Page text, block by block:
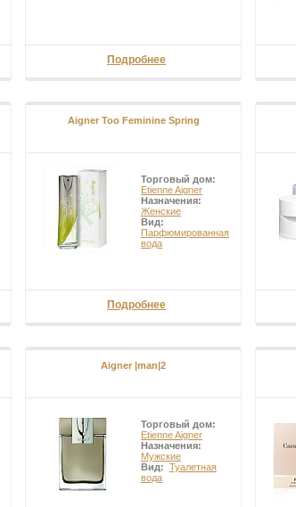
Подробнее
Aigner Too Feminine Spring
Торговый дом:
Etienne Aigner
Назначения:
Женские
Вид:
Парфюмированная
вода
Подробнее
Aigner |man|2
Торговый дом:
Etienne Aigner
Назначения:
Мужские
Вид: Туалетная
вода